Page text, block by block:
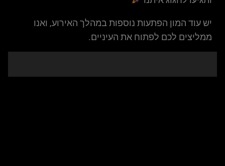
יש עוד המון הפתעות נוספות במהלך האירוע, ואנו
ממליצים לכם לפתוח את העיניים.